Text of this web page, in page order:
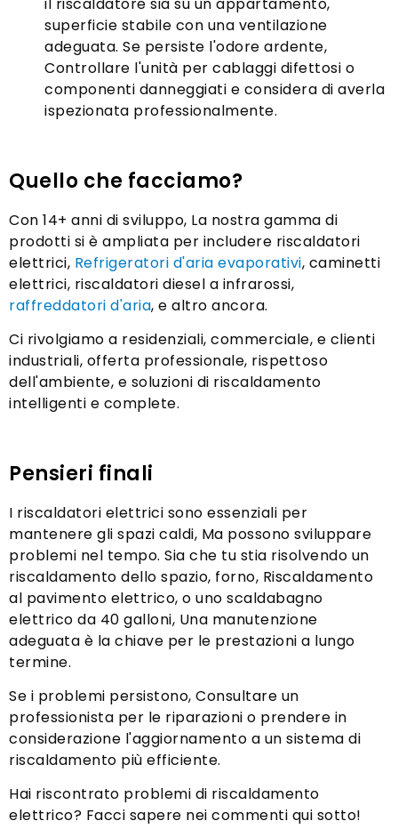
superficie stabile con una ventilazione
adeguata. Se persiste l'odore ardente,
Controllare l'unità per cablaggi difettosi o
componenti danneggiati e considera di averla
ispezionata professionalmente.
Quello che facciamo?
Con 14+ anni di sviluppo, La nostra gamma di
prodotti si è ampliata per includere riscaldatori
elettrici, Refrigeratori d'aria evaporativi, caminetti
elettrici, riscaldatori diesel a infrarossi,
raffreddatori d'aria, e altro ancora.
Ci rivolgiamo a residenziali, commerciale, e clienti
industriali, offerta professionale, rispettoso
dell'ambiente, e soluzioni di riscaldamento
intelligenti e complete.
Pensieri finali
I riscaldatori elettrici sono essenziali per
mantenere gli spazi caldi, Ma possono sviluppare
problemi nel tempo. Sia che tu stia risolvendo un
riscaldamento dello spazio, forno, Riscaldamento
al pavimento elettrico, o uno scaldabagno
elettrico da 40 galloni, Una manutenzione
adeguata è la chiave per le prestazioni a lungo
termine.
Se i problemi persistono, Consultare un
professionista per le riparazioni o prendere in
considerazione l'aggiornamento a un sistema di
riscaldamento più efficiente.
Hai riscontrato problemi di riscaldamento
elettrico? Facci sapere nei commenti qui sotto!